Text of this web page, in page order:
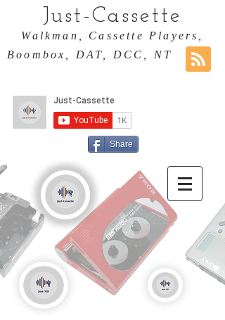
Just-Cassette
Walkman, Cassette Players,
Boombox, DAT, DCC, NT
Share